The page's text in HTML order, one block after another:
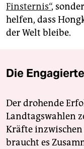
Finsternis“,
helfen, dass
der Welt bleibe.
Die
Der drohende
Landtagswahlen
Kräfte inzwischen
braucht es